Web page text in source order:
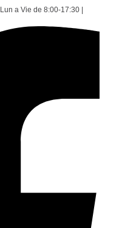
Lun a Vie de 8:00-17:30 |